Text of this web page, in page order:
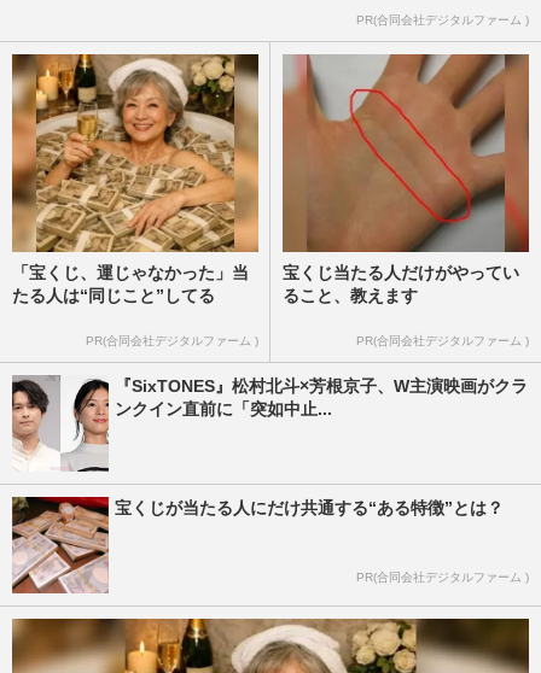
PR(合同会社デジタルファーム )
「宝くじ、運じゃなかった」当
たる人は“同じこと”してる
PR(合同会社デジタルファーム )
宝くじ当たる人だけがやってい
ること、教えます
PR(合同会社デジタルファーム )
『SixTONES』松村北斗×芳根京子、W主演映画がクラ
ンクイン直前に「突如中止...
宝くじが当たる人にだけ共通する“ある特徴”とは？
PR(合同会社デジタルファーム )